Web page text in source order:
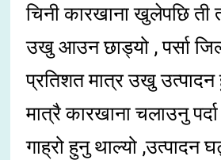
चिनी कारखाना खुलेपछि ती
उखु आउन छाड्यो , पर्सा
प्रतिशत मात्र उखु उत्पादन
मात्रै कारखाना चलाउनु
गाह्रो हुनु थाल्यो ,उत्पादन